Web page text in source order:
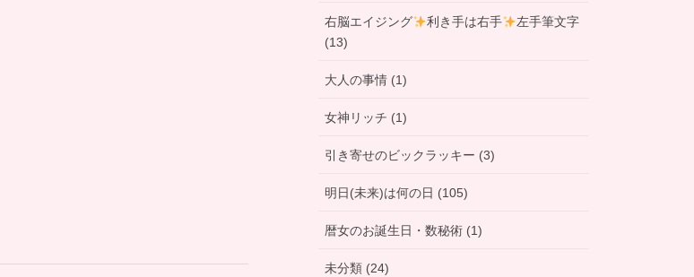
右脳エイジング 利き手は右手
左手筆文字
(13)
大人の事情 (1)
女神リッチ (1)
引き寄せのビックラッキー (3)
明日(未来)は何の日 (105)
暦女のお誕生日・数秘術 (1)
未分類 (24)